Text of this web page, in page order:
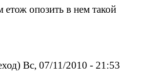
етож опозить в нем такой
Вс, 07/11/2010 - 21:53